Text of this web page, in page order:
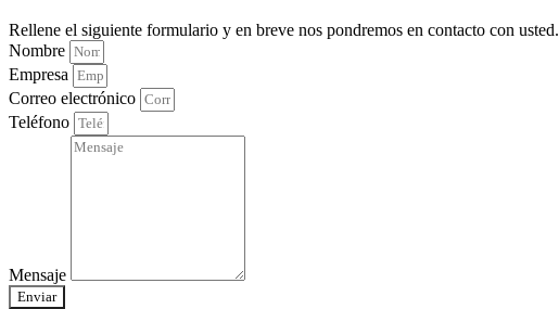
Rellene el siguiente formulario y en breve nos pondremos en contacto con usted.
Nombre
Empresa
Correo electrónico
Teléfono
Mensaje
Enviar